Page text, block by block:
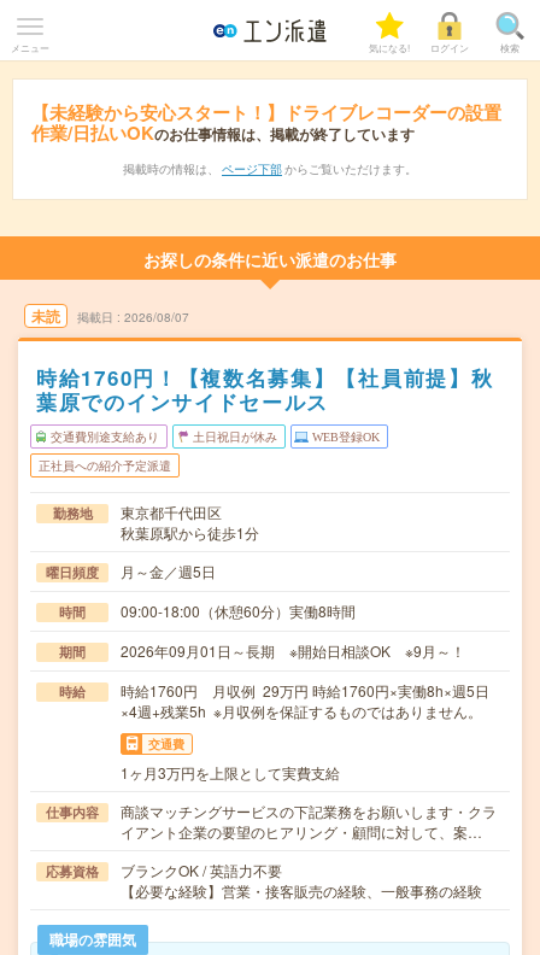
メニュー 気になる! ログイン 検索
【未経験から安心スタート！】ドライブレコーダーの設置
作業/日払いOKのお仕事情報は、掲載が終了しています
掲載時の情報は、 ページ下部 からご覧いただけます。
お探しの条件に近い派遣のお仕事
未読 掲載日 2026/08/07
時給1760円！【複数名募集】【社員前提】秋
葉原でのインサイドセールス
交通費別途支給あり 土日祝日が休み WEB登録OK
正社員への紹介予定派遣
勤務地
東京都千代田区
秋葉原駅から徒歩1分
曜日頻度 月～金／週5日
時間 09:00-18:00（休憩60分）実働8時間
期間 2026年09月01日～長期 ※開始日相談OK ※9月～！
時給
時給1760円 月収例 29万円 時給1760円×実働8h×週5日
×4週+残業5h ※月収例を保証するものではありません。
交通費
1ヶ月3万円を上限として実費支給
仕事内容
商談マッチングサービスの下記業務をお願いします・クラ
イアント企業の要望のヒアリング・顧問に対して、案…
応募資格
ブランクOK / 英語力不要
【必要な経験】営業・接客販売の経験、一般事務の経験
職場の雰囲気